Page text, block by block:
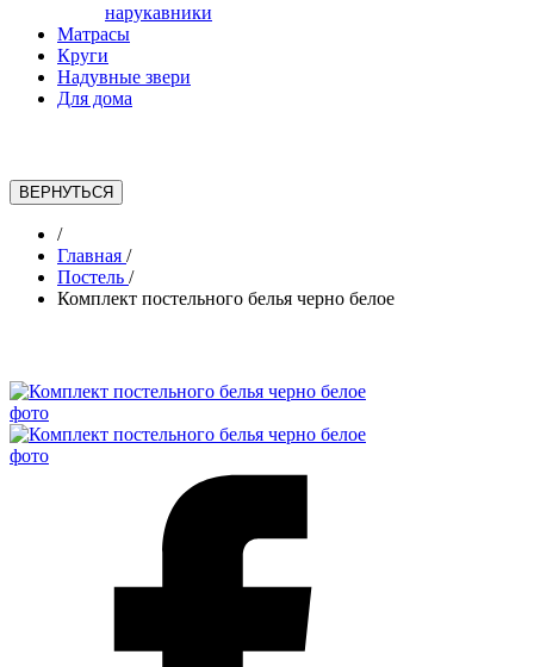
нарукавники
Матрасы
Круги
Надувные звери
Для дома
/
Главная /
Постель /
Комплект постельного белья черно белое